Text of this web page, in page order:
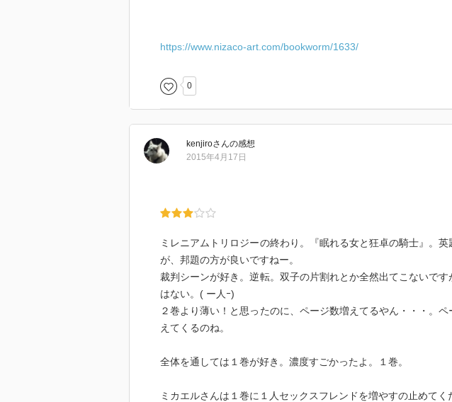
https://www.nizaco-art.com/bookworm/1633/
0
kenjiroさんの感想
2015年4月17日
ミレニアムトリロジーの終わり。『眠れる女と狂卓の騎士』。
が、邦題の方が良いですねー。
裁判シーンが好き。逆転。双子の片割れとか全然出てこないです
はない。( ー人ｰ)
２巻より薄い！と思ったのに、ページ数増えてるやん・・・。
えてくるのね。
全体を通しては１巻が好き。濃度すごかったよ。１巻。
ミカエルさんは１巻に１人セックスフレンドを増やすの止めてく